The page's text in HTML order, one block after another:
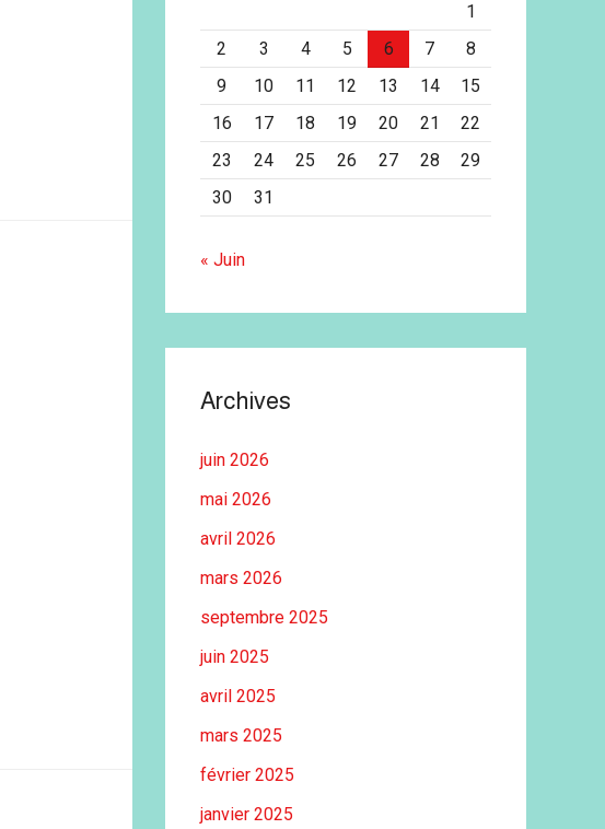
1
2
3 4 5 6 7
8
9
10 11 12 13 14
15
16
17 18 19 20 21
22
23
24 25 26 27 28
29
30
31
« Juin
Archives
juin 2026
mai 2026
avril 2026
mars 2026
septembre 2025
juin 2025
avril 2025
mars 2025
février 2025
janvier 2025